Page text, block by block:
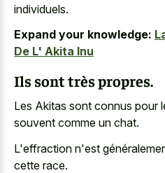
individuels.
Expand your knowledge:
De L' Akita Inu
Ils sont très propres.
Les Akitas sont connus pour
souvent comme un chat.
L'effraction n'est
cette race.